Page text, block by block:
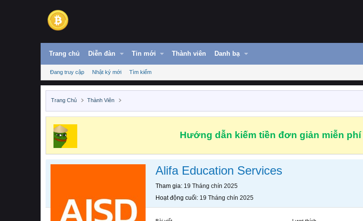
Trang chủ Diễn đàn Tin mới Thành viên Danh bạ
Đang truy cập Nhật ký mới Tìm kiếm
Trang Chủ Thành Viên
Hướng dẫn kiếm tiền đơn giản miễn phí
Alifa Education Services
Tham gia 19 Tháng chín 2025
Hoạt động cuối 19 Tháng chín 2025